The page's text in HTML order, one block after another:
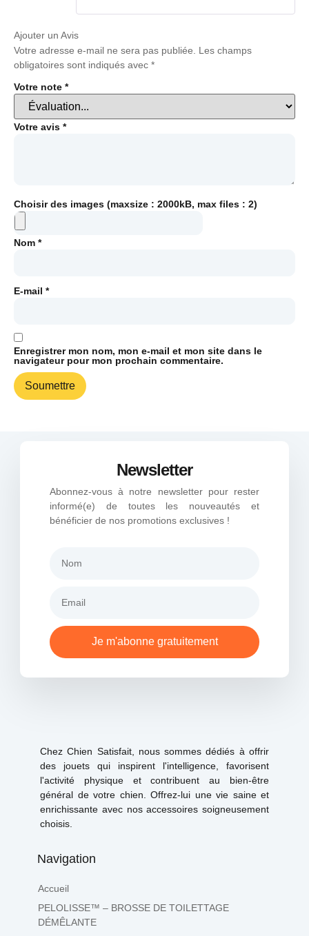
Ajouter un Avis
Votre adresse e-mail ne sera pas publiée.
Les champs
obligatoires sont indiqués avec *
Votre note *
Votre avis *
Choisir des images (maxsize : 2000kB, max files : 2)
Nom *
E-mail *
Enregistrer mon nom, mon e-mail et mon site dans le
navigateur pour mon prochain commentaire.
Newsletter
Abonnez-vous à notre newsletter pour rester
informé(e) de toutes les nouveautés et
bénéficier de nos promotions exclusives !
Je m'abonne gratuitement
Chez Chien Satisfait, nous sommes dédiés à offrir
des jouets qui inspirent l'intelligence, favorisent
l'activité physique et contribuent au bien-être
général de votre chien. Offrez-lui une vie saine et
enrichissante avec nos accessoires soigneusement
choisis.
Navigation
Accueil
PELOLISSE™ – BROSSE DE TOILETTAGE
DÉMÊLANTE